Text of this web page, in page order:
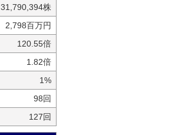
31,790,394株
2,798百万円
120.55倍
1.82倍
1%
98回
127回